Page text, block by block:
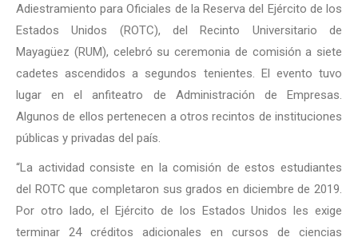
Adiestramiento para Oficiales de la Reserva del Ejército de los
Estados Unidos (ROTC), del Recinto Universitario de
Mayagüez (RUM), celebró su ceremonia de comisión a siete
cadetes ascendidos a segundos tenientes. El evento tuvo
lugar en el anfiteatro de Administración de Empresas.
Algunos de ellos pertenecen a otros recintos de instituciones
públicas y privadas del país.
“La actividad consiste en la comisión de estos estudiantes
del ROTC que completaron sus grados en diciembre de 2019.
Por otro lado, el Ejército de los Estados Unidos les exige
terminar 24 créditos adicionales en cursos de ciencias